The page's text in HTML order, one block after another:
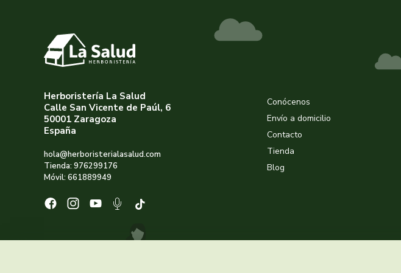
Herboristería La Salud
Calle San Vicente de Paúl, 6
50001 Zaragoza
España
hola@herboristerialasalud.com
Tienda: 976299176
Móvil: 661889949
Conócenos
Envío a domicilio
Contacto
Tienda
Blog